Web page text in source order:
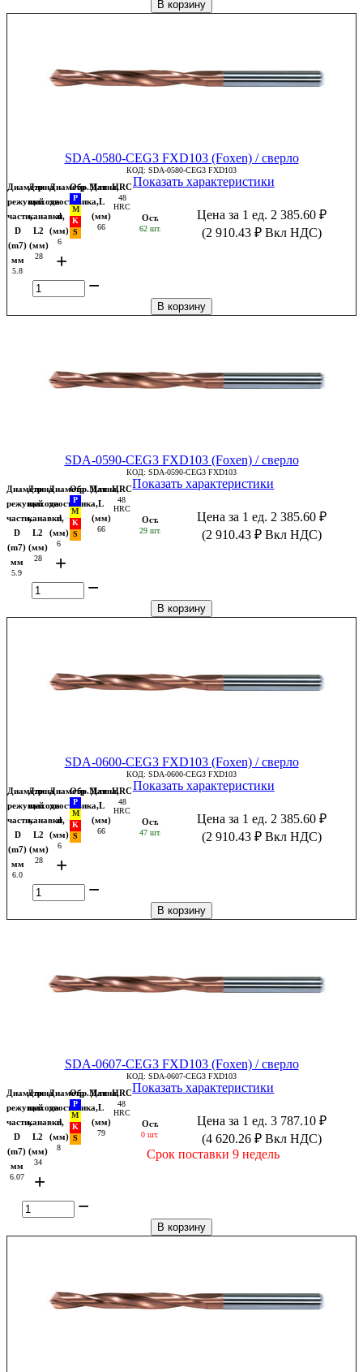
В корзину
SDA-0580-CEG3 FXD103 (Foxen) / сверло
КОД: SDA-0580-CEG3 FXD103
Диаметр
режущей
части,
D
(m7)
мм
5.8
Длина
выхода
канавки,
L2
(мм)
28
Диаметр
хвостовика,
d
(мм)
6
Обр.МатДлина,
L
(мм)
66
HRC
48
HRC
Показать характеристики
Ост.
62 шт.
Цена за 1 ед. 2 385.60 ₽
(2 910.43 ₽Вкл НДС)
+
−
В корзину
SDA-0590-CEG3 FXD103 (Foxen) / сверло
КОД: SDA-0590-CEG3 FXD103
Диаметр
режущей
части,
D
(m7)
мм
5.9
Длина
выхода
канавки,
L2
(мм)
28
Диаметр
хвостовика,
d
(мм)
6
Обр.МатДлина,
L
(мм)
66
HRC
48
HRC
Показать характеристики
Ост.
29 шт.
Цена за 1 ед. 2 385.60 ₽
(2 910.43 ₽ Вкл НДС)
+
−
В корзину
SDA-0600-CEG3 FXD103 (Foxen) / сверло
КОД: SDA-0600-CEG3 FXD103
Диаметр
режущей
части,
D
(m7)
мм
6.0
Длина
выхода
канавки,
L2
(мм)
28
Диаметр
хвостовика,
d
(мм)
6
Обр.МатДлина,
L
(мм)
66
HRC
48
HRC
Показать характеристики
Ост.
47 шт.
Цена за 1 ед. 2 385.60 ₽
(2 910.43 ₽Вкл НДС)
+
−
В корзину
SDA-0607-CEG3 FXD103 (Foxen) / сверло
КОД: SDA-0607-CEG3 FXD103
Диаметр
режущей
части,
D
(m7)
мм
6.07
Длина
выхода
канавки,
L2
(мм)
34
Диаметр
хвостовика,
d
(мм)
8
Обр.МатДлина,
L
(мм)
79
HRC
48
HRC
Показать характеристики
Ост.
0 шт.
Цена за 1 ед. 3 787.10 ₽
(4 620.26 ₽ Вкл НДС)
Срок поставки 9 недель
+
−
В корзину